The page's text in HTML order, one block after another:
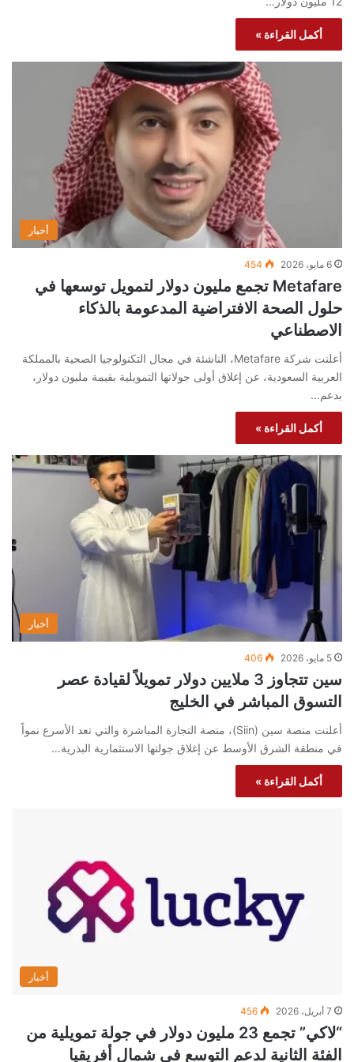
أكمل القراءة »
أخبار
6 مايو، 2026 454
Metafare تجمع مليون دولار لتمويل توسعها في
حلول الصحة الافتراضية المدعومة بالذكاء
الاصطناعي
أعلنت شركة Metafare، الناشئة في مجال التكنولوجيا الصحية بالمملكة
العربية السعودية، عن إغلاق أولى جولاتها التمويلية بقيمة مليون دولار،
بدعم…
أكمل القراءة »
أخبار
5 مايو، 2026 406
سين تتجاوز 3 ملايين دولار تمويلاً لقيادة عصر
التسوق المباشر في الخليج
أعلنت منصة سين (Siin)، منصة التجارة المباشرة والتي تعد الأسرع نمواً
في منطقة الشرق الأوسط عن إغلاق جولتها الاستثمارية البذرية…
أكمل القراءة »
أخبار
7 أبريل، 2026 456
“لاكي” تجمع 23 مليون دولار في جولة تمويلية من
الفئة الثانية لدعم التوسع في شمال أفريقيا